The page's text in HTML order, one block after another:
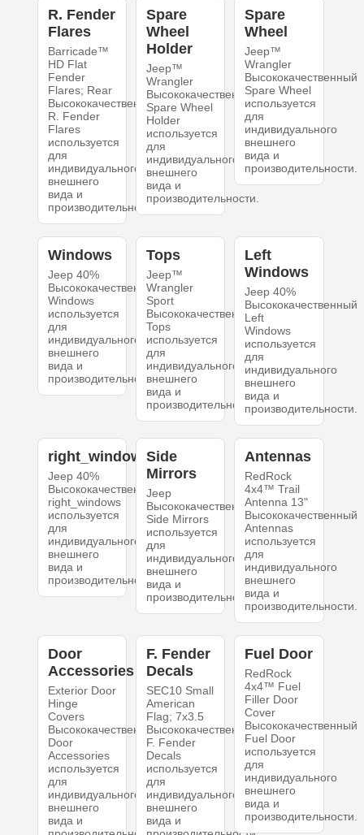
R. Fender
Flares
Barricade™
HD Flat
Fender
Flares; Rear
Высококачественный
R. Fender
Flares
используется
для
индивидуального
внешнего
вида и
производительности.
Spare
Wheel
Holder
Jeep™
Wrangler
Высококачественный
Spare Wheel
Holder
используется
для
индивидуального
внешнего
вида и
производительности.
Spare
Wheel
Jeep™
Wrangler
Высококачественный
Spare Wheel
используется
для
индивидуального
внешнего
вида и
производительности.
Windows
Jeep 40%
Высококачественный
Windows
используется
для
индивидуального
внешнего
вида и
производительности.
Tops
Jeep™
Wrangler
Sport
Высококачественный
Tops
используется
для
индивидуального
внешнего
вида и
производительности.
Left
Windows
Jeep 40%
Высококачественный
Left
Windows
используется
для
индивидуального
внешнего
вида и
производительности.
right_windows
Jeep 40%
Высококачественный
right_windows
используется
для
индивидуального
внешнего
вида и
производительности.
Side
Mirrors
Jeep
Высококачественный
Side Mirrors
используется
для
индивидуального
внешнего
вида и
производительности.
Antennas
RedRock
4x4™ Trail
Antenna 13"
Высококачественный
Antennas
используется
для
индивидуального
внешнего
вида и
производительности.
Door
Accessories
Exterior Door
Hinge
Covers
Высококачественный
Door
Accessories
используется
для
индивидуального
внешнего
вида и
F. Fender
Decals
SEC10 Small
American
Flag; 7x3.5
Высококачественный
F. Fender
Decals
используется
для
индивидуального
внешнего
вида и
Fuel Door
RedRock
4x4™ Fuel
Filler Door
Cover
Высококачественный
Fuel Door
используется
для
индивидуального
внешнего
вида и
производительности.